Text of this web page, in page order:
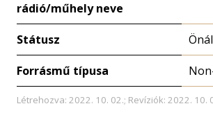
rádió/műhely neve
Státusz
Forrásmű típusa
Létrehozva: 2022. 10. 02.; Revíziók: 2022. 10.